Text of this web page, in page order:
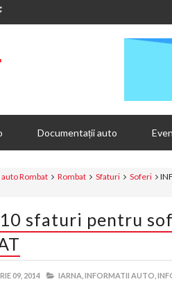
Documentații auto
Rombat Rombat Sfaturi Soferi
sfaturi pentru
09, 2014 IARNA, INFORMATII AUTO,